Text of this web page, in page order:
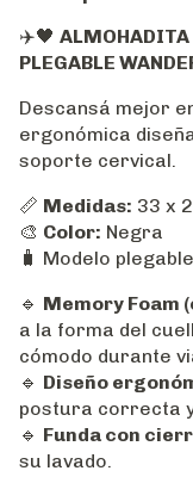
✈️🖤 ALMOHADITA
PLEGABLE
Descansá mejor
ergonómica
soporte cervical.
📏 Medidas: 33 x
🎨 Color: Negra
🧳 Modelo
🔹 Memory Foam
a la forma del
cómodo durante
🔹 Diseño
postura correcta
🔹 Funda con
su lavado.